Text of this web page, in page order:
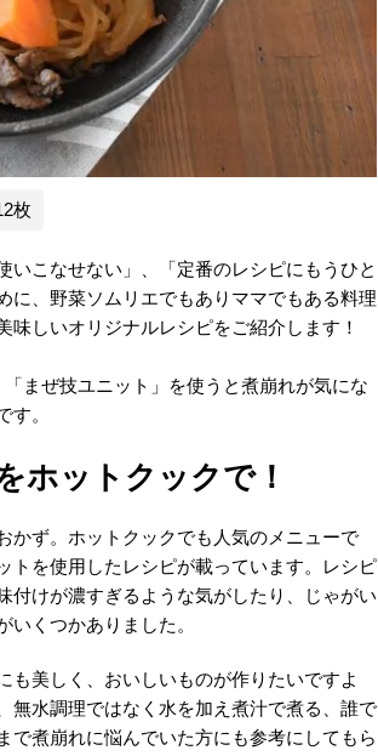
枚
こなせない」、「定番のレシピにもうひと
に、野菜ソムリエでもありママでもある料理
しいオリジナルレシピをご紹介します！
まぜ技ユニット」を使うと煮崩れが気にな
す。
ホットクックで！
かず。ホットクックでも人気のメニューで
トを使用したレシピが載っています。レシピ
付けが濃すぎるような気がしたり、じゃがい
くつかありました。
も美しく、おいしいものが作りたいですよ
無水調理ではなく水を加え煮汁で煮る、誰で
で煮崩れに悩んでいた方にも参考にしてもら